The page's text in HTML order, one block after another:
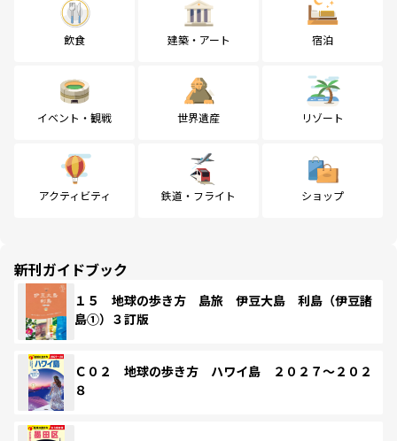
飲食 建築・アート 宿泊
イベント・観戦 世界遺産 リゾート
アクティビティ 鉄道・フライト ショップ
新刊ガイドブック
１５ 地球の歩き方 島旅 伊豆大島 利島（伊豆諸
島①）３訂版
Ｃ０２ 地球の歩き方 ハワイ島 ２０２７～２０２
８